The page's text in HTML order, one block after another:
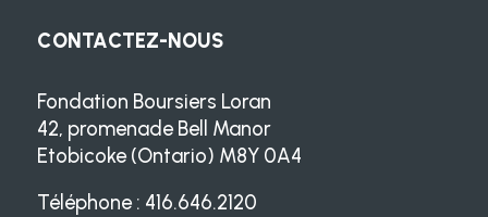
CONTACTEZ-NOUS
Fondation Boursiers Loran
42, promenade Bell Manor
Etobicoke (Ontario) M8Y 0A4
Téléphone : 416.646.2120